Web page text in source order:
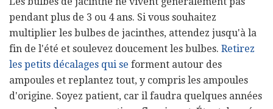
pendant plus de 3 ou 4 ans. Si vous souhaitez
multiplier les bulbes de jacinthes, attendez jusqu'à la
fin de l'été et soulevez doucement les bulbes. Retirez
les petits décalages qui se forment autour des
ampoules et replantez tout, y compris les ampoules
d'origine. Soyez patient, car il faudra quelques années